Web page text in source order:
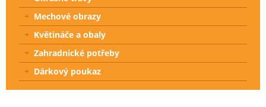
Mechové obrazy
Květináče a obaly
Zahradnické potřeby
Dárkový poukaz